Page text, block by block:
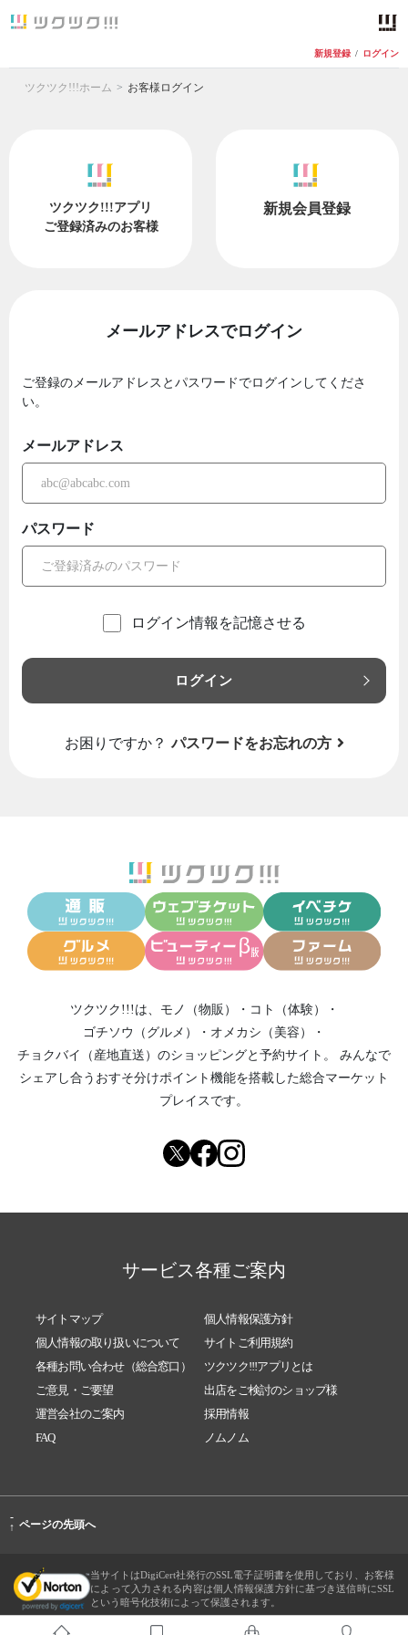
新規登録 / ログイン
ツクツク!!!ホーム お客様ログイン
ツクツク!!!アプリ
ご登録済みのお客様
新規会員登録
メールアドレスでログイン
ご登録のメールアドレスとパスワードでログインしてくださ
い。
メールアドレス
パスワード
ログイン情報を記憶させる
ログイン
お困りですか？ パスワードをお忘れの方
ツクツク!!!は、 モノ（物販） ・ コト（体験）
・
ゴチソウ（グルメ）
・ オメカシ（美容）
・
チョクバイ（産地直送） のショッピングと予約サイト。
みんなで
シェアし合う おすそ分けポイント機能を搭載した総合マーケット
プレイスです。
サービス各種ご案内
サイトマップ
個人情報保護方針
個人情報の取り扱いについて
サイトご利用規約
各種お問い合わせ（総合窓口）
ツクツク!!!アプリとは
ご意見・ご要望
出店をご検討のショップ様
運営会社のご案内
採用情報
FAQ
ノムノム
-
↑ ページの先頭へ
当サイトはDigiCert社発行のSSL電子証明書を使用しており、お客様
によって入力される内容は個人情報保護方針に基づき送信時にSSL
という暗号化技術によって保護されます。